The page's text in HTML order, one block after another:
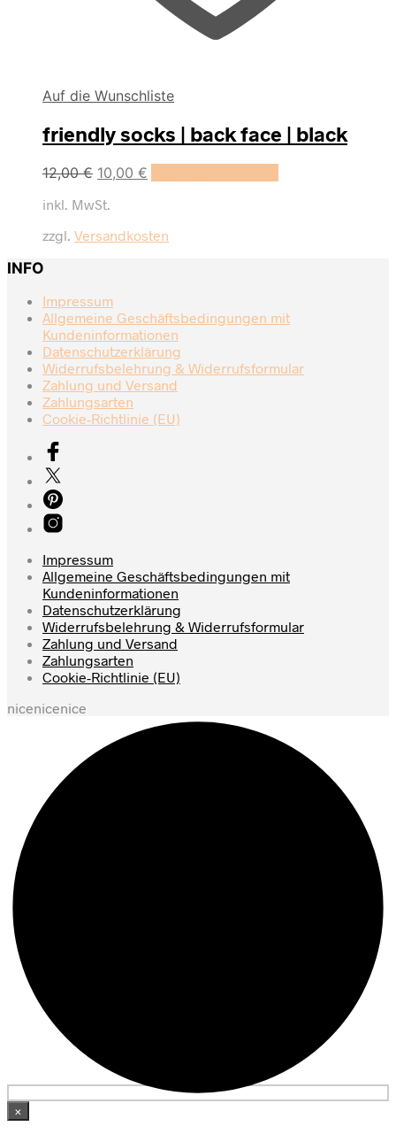
Auf die Wunschliste
friendly socks | back face | black
12,00€ 10,00 €
auf
gewählt
inkl. MwSt.
zzgl. Versandkosten
INFO
Impressum
Allgemeine Geschäftsbedingungen mit
Kundeninformationen
Datenschutzerklärung
Widerrufsbelehrung & Widerrufsformular
Zahlung und Versand
Zahlungsarten
Cookie-Richtlinie (EU)
Impressum
Allgemeine Geschäftsbedingungen mit
Kundeninformationen
Datenschutzerklärung
Widerrufsbelehrung & Widerrufsformular
Zahlung und Versand
Zahlungsarten
Cookie-Richtlinie (EU)
nicenicenice
×